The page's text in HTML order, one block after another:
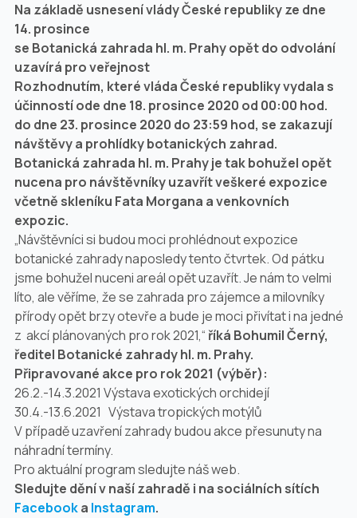
Na základě usnesení vlády České republiky ze dne
14. prosince
se Botanická zahrada hl. m. Prahy opět do odvolání
uzavírá pro veřejnost
Rozhodnutím, které vláda České republiky vydala s
účinností ode dne 18. prosince 2020 od 00:00 hod.
do dne 23. prosince 2020 do 23:59 hod, se zakazují
návštěvy a prohlídky botanických zahrad.
Botanická zahrada hl. m. Prahy je tak bohužel opět
nucena pro návštěvníky uzavřít veškeré expozice
včetně skleníku Fata Morgana a venkovních
expozic.
„Návštěvníci si budou moci prohlédnout expozice
botanické zahrady naposledy tento čtvrtek. Od pátku
jsme bohužel nuceni areál opět uzavřít. Je nám to velmi
líto, ale věříme, že se zahrada pro zájemce a milovníky
přírody opět brzy otevře a bude je moci přivítat i na jedné
z akcí plánovaných pro rok 2021,“ říká Bohumil Černý,
ředitel Botanické zahrady hl. m. Prahy.
Připravované akce pro rok 2021 (výběr):
26.2.-14.3.2021 Výstava exotických orchidejí
30.4.-13.6.2021 Výstava tropických motýlů
V případě uzavření zahrady budou akce přesunuty na
náhradní termíny.
Pro aktuální program sledujte náš web.
Sledujte dění v naší zahradě i na sociálních sítích
Facebooka Instagram.